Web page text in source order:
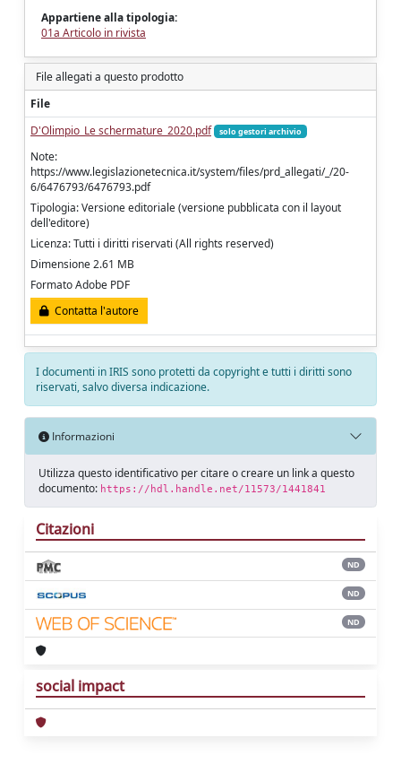
Appartiene alla tipologia:
01a Articolo in rivista
File allegati a questo prodotto
File
D'Olimpio_Le schermature_2020.pdf
solo gestori archivio
Note:
https://www.legislazionetecnica.it/system/files/prd_allegati/_/20-
6/6476793/6476793.pdf
Tipologia: Versione editoriale (versione pubblicata con il layout
dell'editore)
Licenza: Tutti i diritti riservati (All rights reserved)
Dimensione 2.61 MB
Formato Adobe PDF
Contatta l'autore
I documenti in IRIS sono protetti da copyright e tutti i diritti sono
riservati, salvo diversa indicazione.
Informazioni
Utilizza questo identificativo per citare o creare un link a questo
documento: https://hdl.handle.net/11573/1441841
Citazioni
ND
ND
ND
social impact